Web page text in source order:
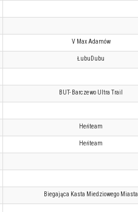
V Max Adamów
ŁubuDubu
BUT- Barczewo Ultra Trail
Heńteam
Heńteam
Biegająca Kasta Miedziowego Miasta